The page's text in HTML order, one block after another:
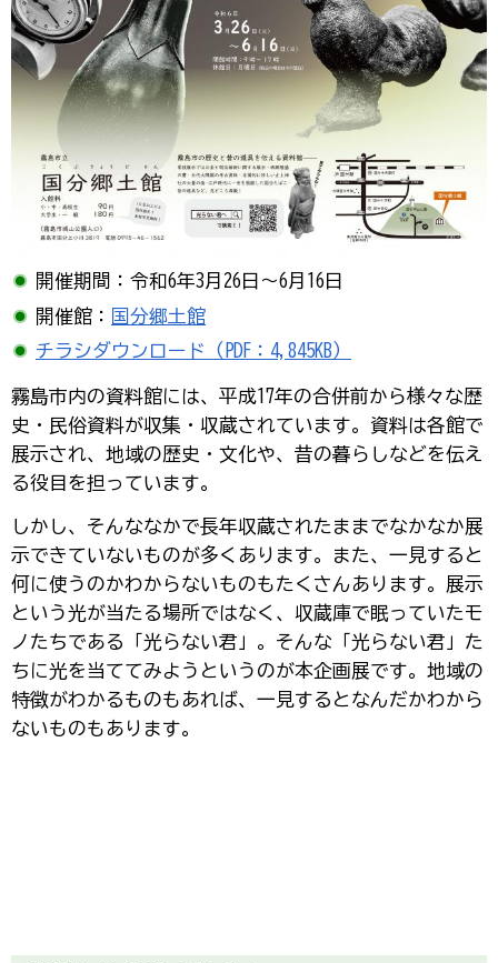
開催期間：令和6年3月26日～6月16日
開催館： 国分郷土館
チラシダウンロード（PDF：4,845KB）
霧島市内の資料館には、平成17年の合併前から様々な歴
史・民俗資料が収集・収蔵されています。資料は各館で
展示され、地域の歴史・文化や、昔の暮らしなどを伝え
る役目を担っています。
しかし、そんななかで長年収蔵されたままでなかなか展
示できていないものが多くあります。また、一見すると
何に使うのかわからないものもたくさんあります。展示
という光が当たる場所ではなく、収蔵庫で眠っていたモ
ノたちである「光らない君」。そんな「光らない君」た
ちに光を当ててみようというのが本企画展です。地域の
特徴がわかるものもあれば、一見するとなんだかわから
ないものもあります。